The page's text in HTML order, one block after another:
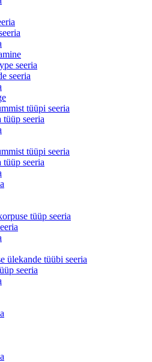
seeria
seeria
tüüpi seeria
seeria
tüüpi seeria
seeria
tüüp seeria
ülekande tüübi seeria
seeria